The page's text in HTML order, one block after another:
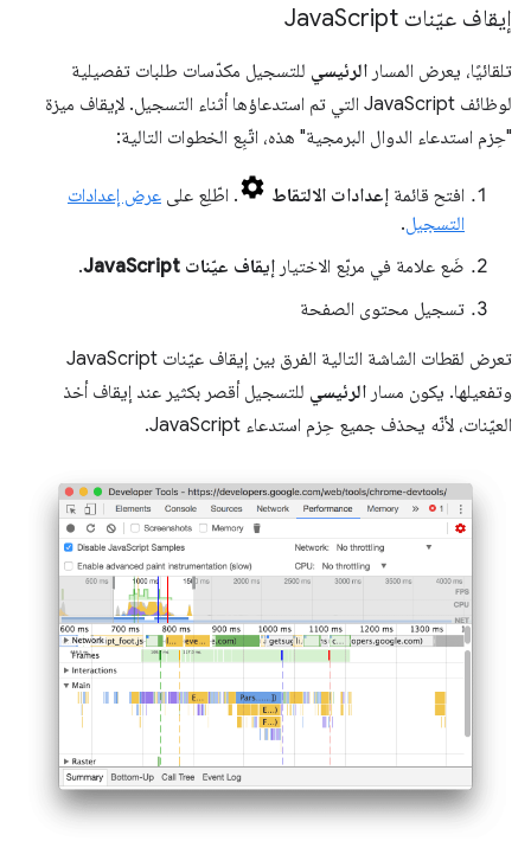
إيقاف عيّنات Java Script
تلقائيًا، يعرض المسار الرئيسي للتسجيل مكدّسات طلبات تفصيلية
لوظائف JavaScript التي تم استدعاؤها أثناء التسجيل. لإيقاف ميزة
"حِزم استدعاء الدوال البرمجية" هذه، اتّبِع الخطوات التالية:
افتح قائمة إعدادات الالتقاط . اطّلِع على عرض إعدادات
التسجيل.
ضَع علامة في مربّع الاختيار إيقاف عيّنات JavaScript
.
تسجيل محتوى الصفحة
تعرض لقطات الشاشة التالية الفرق بين إيقاف عيّنات JavaScript
وتفعيلها. يكون مسار الرئيسي للتسجيل أقصر بكثير عند إيقاف أخذ
العيّنات، لأنّه يحذف جميع حِزم استدعاء JavaScript.